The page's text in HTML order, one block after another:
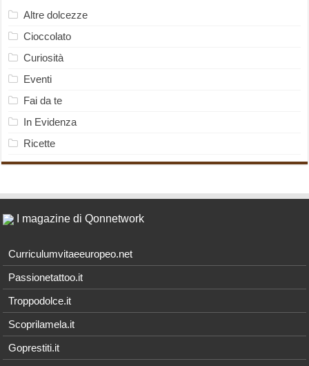
Altre dolcezze
Cioccolato
Curiosità
Eventi
Fai da te
In Evidenza
Ricette
I magazine di Qonnetwork
Curriculumvitaeeuropeo.net
Passionetattoo.it
Troppodolce.it
Scoprilamela.it
Goprestiti.it